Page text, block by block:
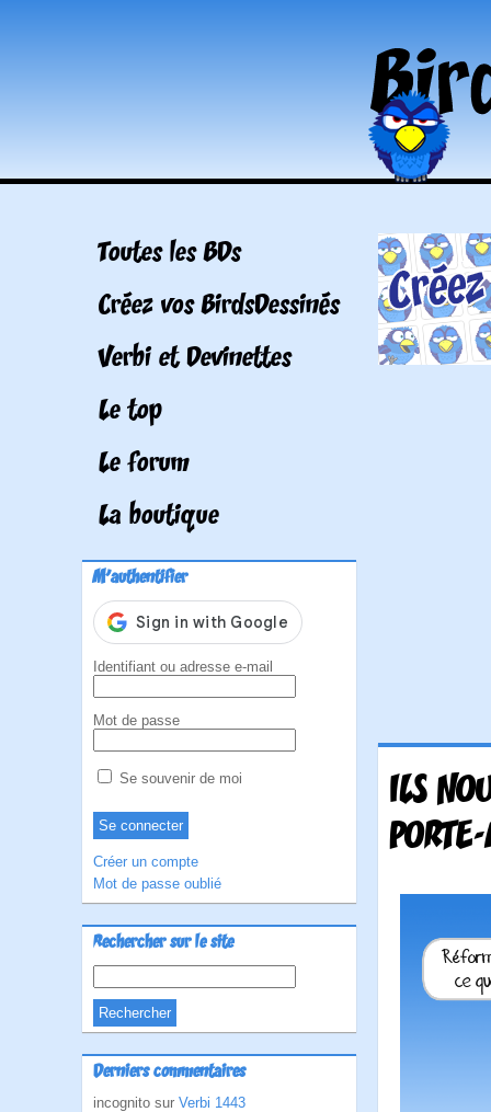
Toutes les BDs
Créez vos BirdsDessinés
Verbi et Devinettes
Le top
Le forum
La boutique
M'authentifier
Identifiant ou adresse e-mail
Mot de passe
Se souvenir de moi
Créer un compte
Mot de passe oublié
Rechercher sur le site
Derniers commentaires
incognito sur Verbi 1443
ILS